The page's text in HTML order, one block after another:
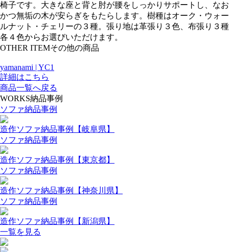
椅子です。大きな座と背と肘が腰をしっかりサポートし、なお
かつ無垢の木が安らぎをもたらします。樹種はオーク・ウォー
ルナット・チェリーの３種。張り地は革張り３色、布張り３種
各４色からお選びいただけます。
OTHER ITEMその他の商品
yamanami | YC1
詳細はこちら
商品一覧へ戻る
WORKS納品事例
ソファ納品事例
造作ソファ納品事例【岐阜県】
ソファ納品事例
造作ソファ納品事例【東京都】
ソファ納品事例
造作ソファ納品事例【神奈川県】
ソファ納品事例
造作ソファ納品事例【新潟県】
一覧を見る